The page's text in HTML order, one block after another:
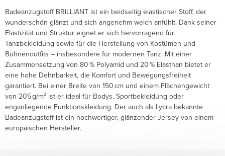
Badeanzugstoff BRILLIANT ist ein beidseitig elastischer Stoff, der
wunderschön glänzt und sich angenehm weich anfühlt. Dank seiner
Elastizität und Struktur eignet er sich hervorragend für
Tanzbekleidung sowie für die Herstellung von Kostümen und
Bühnenoutfits – insbesondere für modernen Tanz. Mit einer
Zusammensetzung von 80 % Polyamid und 20 % Elasthan bietet er
eine hohe Dehnbarkeit, die Komfort und Bewegungsfreiheit
garantiert. Bei einer Breite von 150 cm und einem Flächengewicht
von 205 g/m² ist er ideal für Bodys, Sportbekleidung oder
enganliegende Funktionskleidung. Der auch als Lycra bekannte
Badeanzugstoff ist ein hochwertiger, glänzender Jersey von einem
europäischen Hersteller.